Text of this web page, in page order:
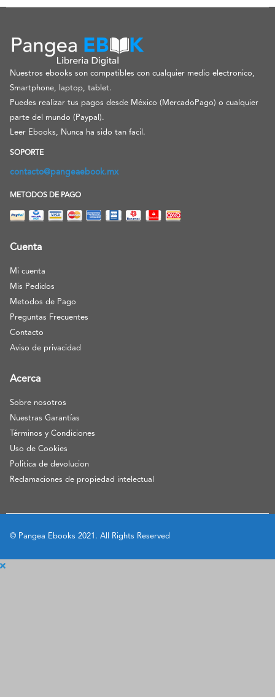
Nuestros ebooks son compatibles con cualquier medio electronico,
Smartphone, laptop, tablet.
Puedes realizar tus pagos desde México (MercadoPago) o cualquier
parte del mundo (Paypal).
Leer Ebooks, Nunca ha sido tan facil.
SOPORTE
contacto@pangeaebook.mx
METODOS DE PAGO
Cuenta
Mi cuenta
Mis Pedidos
Metodos de Pago
Preguntas Frecuentes
Contacto
Aviso de privacidad
Acerca
Sobre nosotros
Nuestras Garantías
Términos y Condiciones
Uso de Cookies
Politica de devolucion
Reclamaciones de propiedad intelectual
© Pangea Ebooks 2021. All Rights Reserved